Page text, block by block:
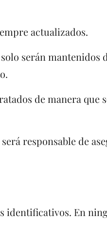
actualizados.
serán
de manera que
responsable de
En